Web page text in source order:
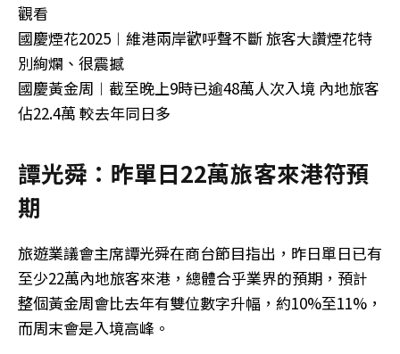
觀看
國慶煙花2025︱維港兩岸歡呼聲不斷 旅客大讚煙花特
別絢爛、很震撼
國慶黃金周︱截至晚上9時已逾48萬人次入境 內地旅客
佔22.4萬 較去年同日多
譚光舜：昨單日22萬旅客來港符預
期
旅遊業議會主席譚光舜在商台節目指出，昨日單日已有
至少22萬內地旅客來港，總體合乎業界的預期，預計
整個黃金周會比去年有雙位數字升幅，約10%至11%，
而周末會是入境高峰。